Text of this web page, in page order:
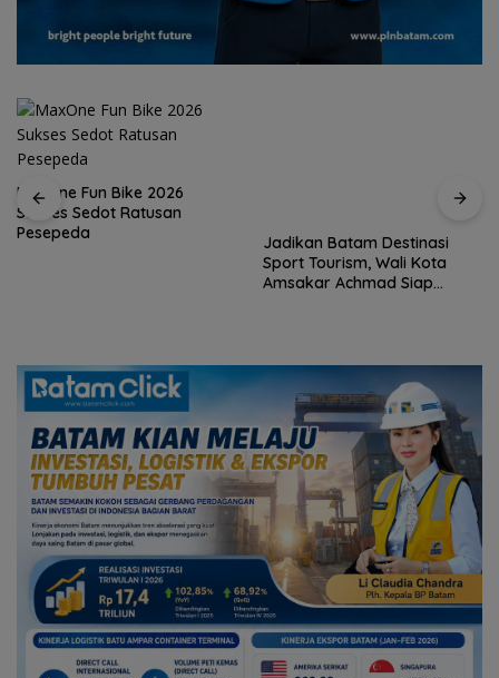
MaxOne Fun Bike 2026
Sukses Sedot Ratusan
Pesepeda
Sport Tourism, Wali Kota
Amsakar Achmad Siap
Wadahi Kejuaraan Dunia